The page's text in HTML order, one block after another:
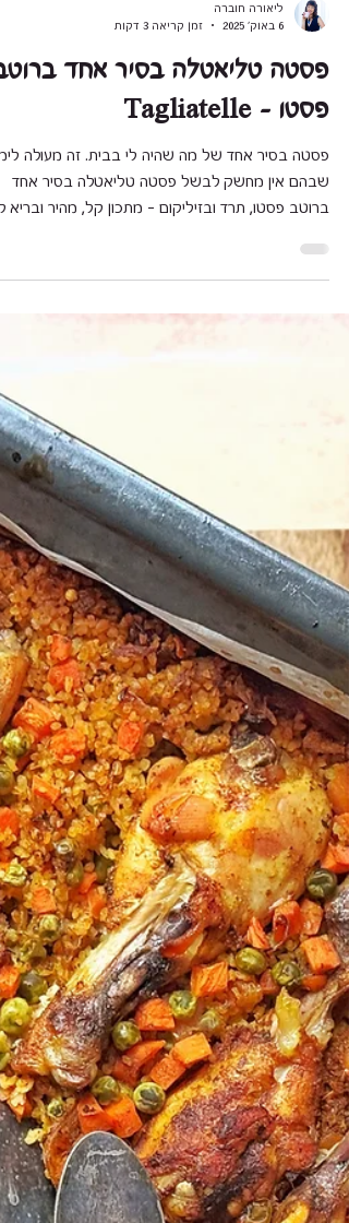
ליאורה חוברה
6 באוק׳ 2025
זמן קריאה 3 דקות
פסטה טליאטלה בסיר אחד
פסטו - Tagliatelle
פסטה בסיר אחד של מה שהיה לי בבית. זה